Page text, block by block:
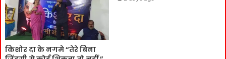
किशोर दा के नगमे “तेरे बिना